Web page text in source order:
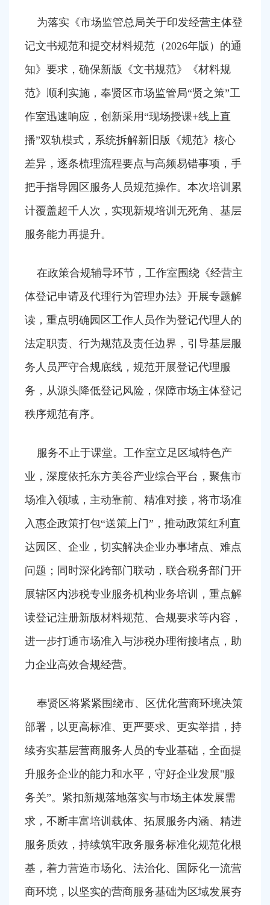
为落实《市场监管总局关于印发经营主体登
记文书规范和提交材料规范（2026年版）的通
知》要求，确保新版《文书规范》《材料规
范》顺利实施，奉贤区市场监管局“贤之策”工
作室迅速响应，创新采用“现场授课+线上直
播”双轨模式，系统拆解新旧版《规范》核心
差异，逐条梳理流程要点与高频易错事项，手
把手指导园区服务人员规范操作。本次培训累
计覆盖超千人次，实现新规培训无死角、基层
服务能力再提升。
在政策合规辅导环节，工作室围绕《经营主
体登记申请及代理行为管理办法》开展专题解
读，重点明确园区工作人员作为登记代理人的
法定职责、行为规范及责任边界，引导基层服
务人员严守合规底线，规范开展登记代理服
务，从源头降低登记风险，保障市场主体登记
秩序规范有序。
服务不止于课堂。工作室立足区域特色产
业，深度依托东方美谷产业综合平台，聚焦市
场准入领域，主动靠前、精准对接，将市场准
入惠企政策打包“送策上门”，推动政策红利直
达园区、企业，切实解决企业办事堵点、难点
问题；同时深化跨部门联动，联合税务部门开
展辖区内涉税专业服务机构业务培训，重点解
读登记注册新版材料规范、合规要求等内容，
进一步打通市场准入与涉税办理衔接堵点，助
力企业高效合规经营。
奉贤区将紧紧围绕市、区优化营商环境决策
部署，以更高标准、更严要求、更实举措，持
续夯实基层营商服务人员的专业基础，全面提
升服务企业的能力和水平，守好企业发展"服
务关”。紧扣新规落地落实与市场主体发展需
求，不断丰富培训载体、拓展服务内涵、精进
服务质效，持续筑牢政务服务标准化规范化根
基，着力营造市场化、法治化、国际化一流营
商环境，以坚实的营商服务基础为区域发展夯